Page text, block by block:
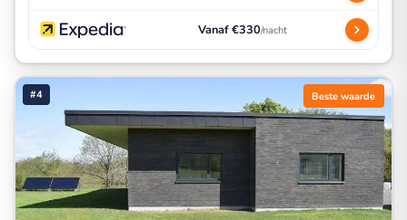
Vanaf €330/nacht
#4 Beste waarde